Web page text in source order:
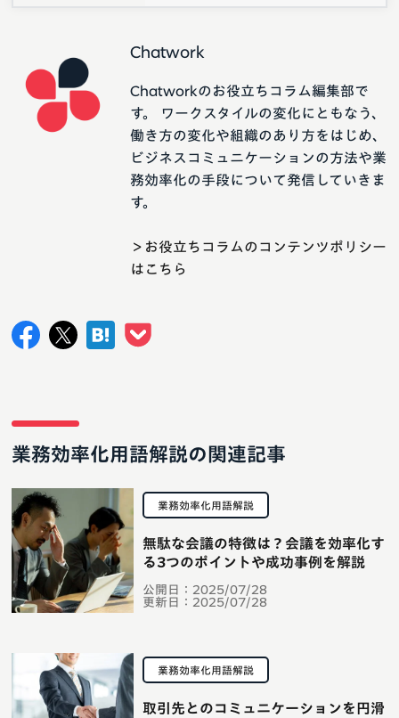
Chatwork
Chatworkのお役立ちコラム編集部で
す。 ワークスタイルの変化にともなう、
働き方の変化や組織のあり方をはじめ、
ビジネスコミュニケーションの方法や業
務効率化の手段について発信していきま
す。
＞お役立ちコラムのコンテンツポリシー
はこちら
業務効率化用語解説の関連記事
業務効率化用語解説
公開日： 2025/07/28
更新日： 2025/07/28
無駄な会議の特徴は？会議を効率化す
る3つのポイントや成功事例を解説
業務効率化用語解説
取引先とのコミュニケーションを円滑